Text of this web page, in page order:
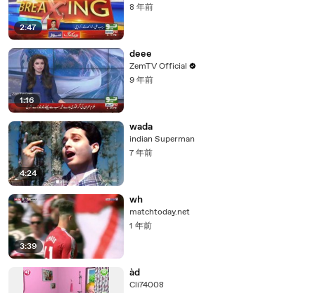
2:47
8 年前
1:16
deee
ZemTV Official
9 年前
4:24
wada
indian Superman
7 年前
3:39
wh
matchtoday.net
1 年前
àd
Cli74008